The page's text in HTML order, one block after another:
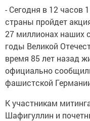
- Сегодня в 12 часов
страны пройдет
27 миллионах наших
годы Великой
время 85 лет назад
официально
фашистской
К участникам
Шафигуллин и